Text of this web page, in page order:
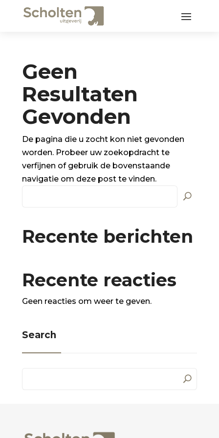
Geen
Resultaten
Gevonden
De pagina die u zocht kon niet gevonden
worden. Probeer uw zoekopdracht te
verfijnen of gebruik de bovenstaande
navigatie om deze post te vinden.
Recente berichten
Recente reacties
Geen reacties om weer te geven.
Search